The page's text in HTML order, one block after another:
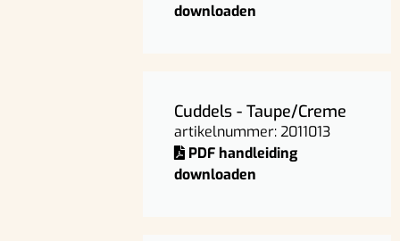
downloaden
Cuddels - Taupe/Creme
artikelnummer: 2011013
PDF handleiding
downloaden